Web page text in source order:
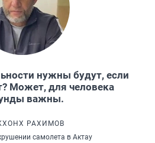
нужны будут, если
Может, для человека
важны.
РАХИМОВ
самолета в Актау